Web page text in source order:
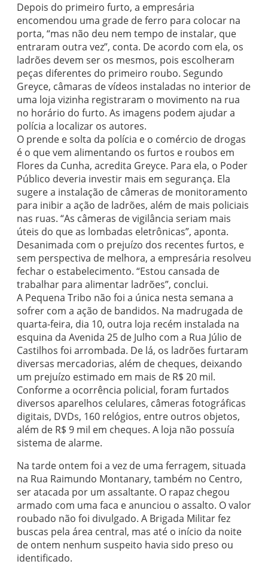
Depois do primeiro furto, a empresária
encomendou uma grade de ferro para colocar na
porta, “mas não deu nem tempo de instalar, que
entraram outra vez”, conta. De acordo com ela, os
ladrões devem ser os mesmos, pois escolheram
peças diferentes do primeiro roubo. Segundo
Greyce, câmaras de vídeos instaladas no interior de
uma loja vizinha registraram o movimento na rua
no horário do furto. As imagens podem ajudar a
polícia a localizar os autores.
O prende e solta da polícia e o comércio de drogas
é o que vem alimentando os furtos e roubos em
Flores da Cunha, acredita Greyce. Para ela, o Poder
Público deveria investir mais em segurança. Ela
sugere a instalação de câmeras de monitoramento
para inibir a ação de ladrões, além de mais policiais
nas ruas. “As câmeras de vigilância seriam mais
úteis do que as lombadas eletrônicas”, aponta.
Desanimada com o prejuízo dos recentes furtos, e
sem perspectiva de melhora, a empresária resolveu
fechar o estabelecimento. “Estou cansada de
trabalhar para alimentar ladrões”, conclui.
A Pequena Tribo não foi a única nesta semana a
sofrer com a ação de bandidos. Na madrugada de
quarta-feira, dia 10, outra loja recém instalada na
esquina da Avenida 25 de Julho com a Rua Júlio de
Castilhos foi arrombada. De lá, os ladrões furtaram
diversas mercadorias, além de cheques, deixando
um prejuízo estimado em mais de R$ 20 mil.
Conforme a ocorrência policial, foram furtados
diversos aparelhos celulares, câmeras fotográficas
digitais, DVDs, 160 relógios, entre outros objetos,
além de R$ 9 mil em cheques. A loja não possuía
sistema de alarme.
Na tarde ontem foi a vez de uma ferragem, situada
na Rua Raimundo Montanary, também no Centro,
ser atacada por um assaltante. O rapaz chegou
armado com uma faca e anunciou o assalto. O valor
roubado não foi divulgado. A Brigada Militar fez
buscas pela área central, mas até o início da noite
de ontem nenhum suspeito havia sido preso ou
identificado.